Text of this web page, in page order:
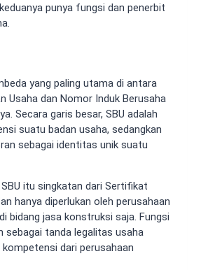
punya fungsi dan penerbit
yang paling utama di antara
Usaha dan Nomor Induk Berusaha
Secara garis besar, SBU adalah
suatu badan usaha, sedangkan
sebagai identitas unik suatu
SBU itu singkatan dari Sertifikat
hanya diperlukan oleh perusahaan
bidang jasa konstruksi saja. Fungsi
sebagai tanda legalitas usaha
dari perusahaan